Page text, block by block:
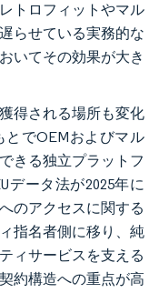
トロフィットやマル
らせている実務的な
いてその効果が大き
得される場所も変化
とでOEMおよびマル
きる独立プラットフ
データ法が2025年に
のアクセスに関する
指名者側に移り、純
ィサービスを支える
約構造への重点が高